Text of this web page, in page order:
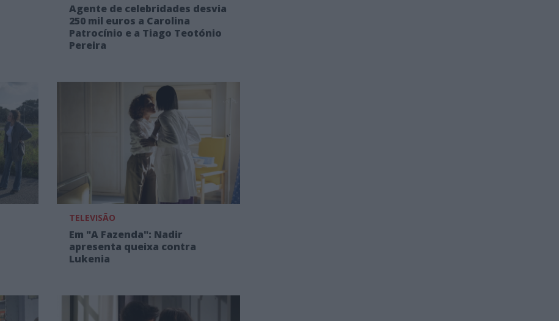
Agente de celebridades desvia
250 mil euros a Carolina
Patrocínio e a Tiago Teotónio
Pereira
TELEVISÃO
Em "A Fazenda": Nadir
apresenta queixa contra
Lukenia